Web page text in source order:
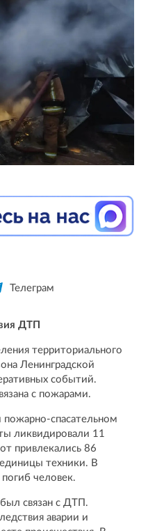
Телеграм
ДТП
территориального
Ленинградской
событий.
с пожарами.
спасательном
ликвидировали 11
привлекались 86
техники. В
человек.
связан с ДТП.
аварии и